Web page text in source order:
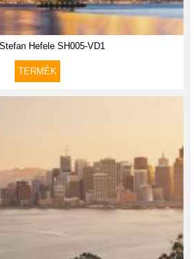
Hefele SH005-VD1
TERMÉK